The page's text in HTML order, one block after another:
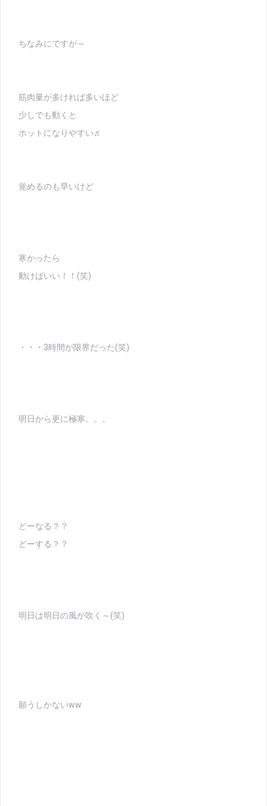
ちなみにですが～
筋肉量が多ければ多いほど
少しでも動くと
ホットになりやすい♬
覚めるのも早いけど
寒かったら
動けばいい！！(笑)
・・・3時間が限界だった(笑)
明日から更に極寒。。。
どーなる？？
どーする？？
明日は明日の風が吹く～(笑)
願うしかないww